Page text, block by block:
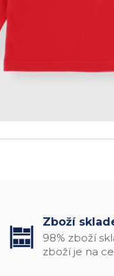
Zboží
98% zboží
zboží je na